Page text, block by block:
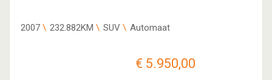
2007 232.882KM SUV Automaat
€ 5.950,00